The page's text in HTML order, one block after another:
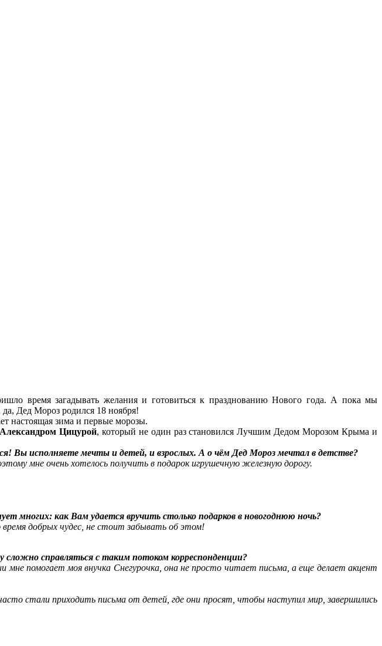
время загадывать желания и готовиться к празднованию Нового года. А пока мы
Дед Мороз родился 18 ноября!
настоящая зима и первые морозы.
Александром Цицурой, который не один раз становился Лучшим Дедом Морозом Крыма и
Вы исполняете мечты и детей, и взрослых. А о чём Дед Мороз мечтал в детстве?
мне очень хотелось получить в подарок игрушечную железную дорогу.
многих: как Вам удается вручить столько подарков в новогоднюю ночь?
добрых чудес, не стоит забывать об этом!
справляться с таким потоком корреспонденции?
помогает моя внучка Снегурочка, она не просто читает письма, а еще делает акцент
стали приходить письма от детей, где они просят, чтобы наступил мир, завершились